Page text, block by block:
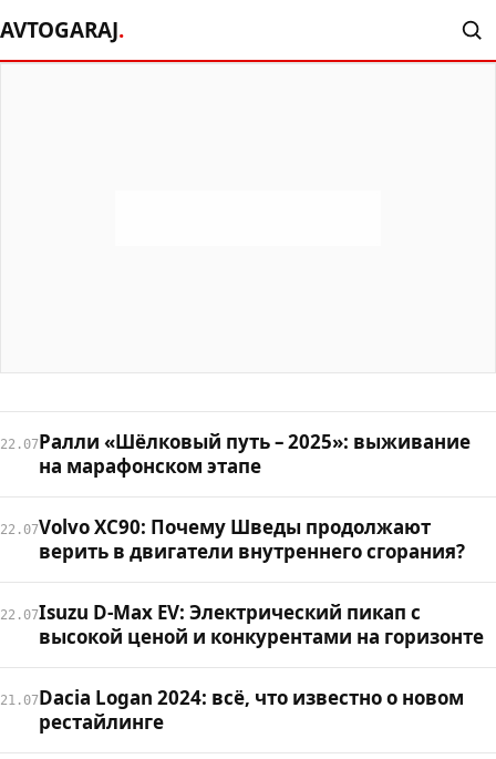
AVTOGARAJ.
22.07Ралли «Шёлковый путь – 2025»: выживание
на марафонском этапе
22.07Volvo XC90: Почему Шведы продолжают
верить в двигатели внутреннего сгорания?
22.07Isuzu D-Max EV: Электрический пикап с
высокой ценой и конкурентами на горизонте
21.07Dacia Logan 2024: всё, что известно о новом
рестайлинге